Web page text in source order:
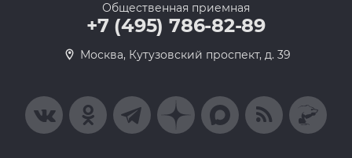
Общественная приемная
+7 (495) 786-82-89
Москва, Кутузовский проспект, д. 39